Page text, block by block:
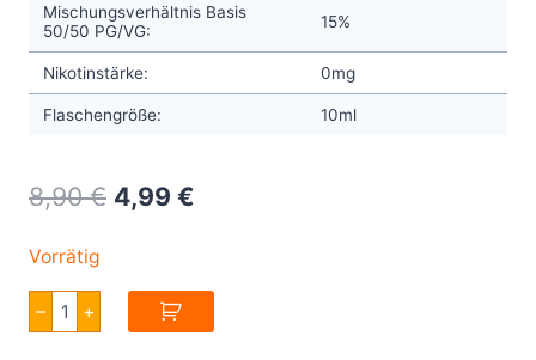
Mischungsverhältnis Basis
50/50 PG/VG:
15%
Nikotinstärke: 0mg
Flaschengröße: 10ml
8,90€ Original
8,90 €.
4,99 €
Vorrätig
–
Jungle
Wave
Red
+